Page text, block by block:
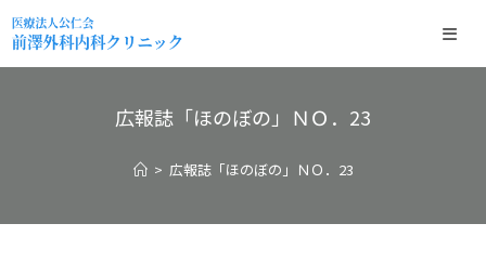
広報誌「ほのぼの」ＮＯ．23
> 広報誌「ほのぼの」ＮＯ．23